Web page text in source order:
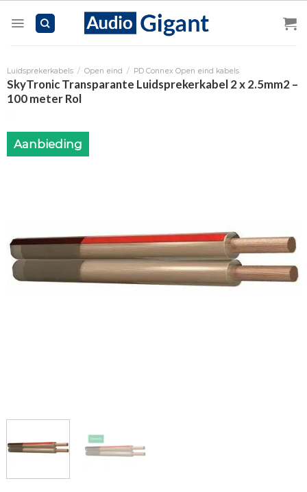
Luidsprekerkabels / Open eind / PD Connex Open eind kabels
SkyTronic Transparante Luidsprekerkabel 2 x 2.5mm2 –
100 meter Rol
Aanbieding